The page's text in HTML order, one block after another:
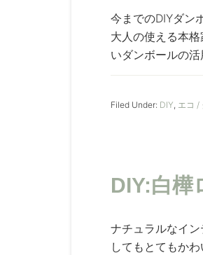
今までのDIYダン
大人の使える本
いダンボールの
Filed Under: DIY, エコ /
DIY:白樺
ナチュラルなイ
してもとてもか